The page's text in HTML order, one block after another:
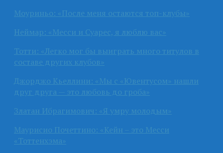
Моуриньо: «После меня остаются топ-клубы»
Неймар: «Месси и Суарес, я люблю вас»
Тотти: «Легко мог бы выиграть много титулов в
составе других клубов»
Джорджо Кьеллини: «Мы с «Ювентусом» нашли
друг друга — это любовь до гроба»
Златан Ибрагимович: «Я умру молодым»
Маурисио Почеттино: «Кейн – это Месси
«Тоттенхэма»